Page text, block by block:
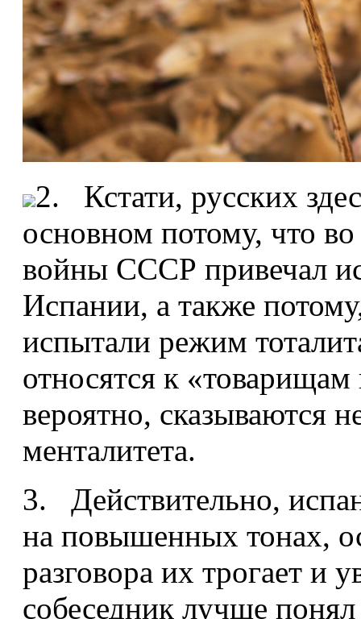
2. Кстати, русских
основном потому, что
войны СССР привечал
Испании, а также
испытали режим
относятся к
вероятно, сказываются
менталитета.
3. Действительно,
на повышенных тонах,
разговора их трогает и
собеседник лучше